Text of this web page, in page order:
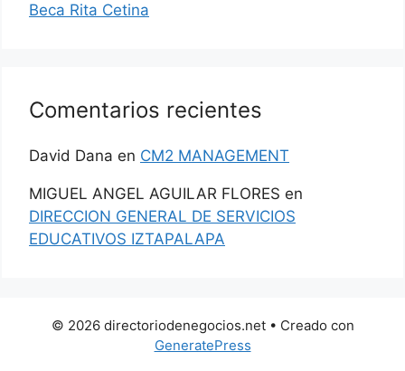
Beca Rita Cetina
Comentarios recientes
David Dana en CM2 MANAGEMENT
MIGUEL ANGEL AGUILAR FLORES en
DIRECCION GENERAL DE SERVICIOS
EDUCATIVOS IZTAPALAPA
© 2026 directoriodenegocios.net• Creado con
GeneratePress